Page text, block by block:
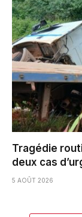
Tragédie
deux cas
5 AOÛT 2026